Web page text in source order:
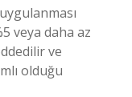
veya daha az
ve
olduğu